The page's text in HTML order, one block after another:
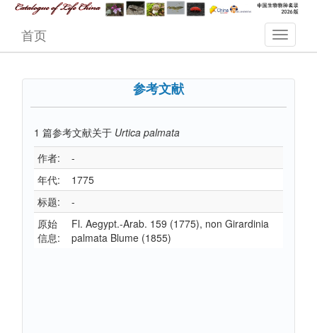
首页
参考文献
1 篇参考文献关于 Urtica palmata
作者:
-
年代:
1775
标题:
-
原始
信息:
Fl. Aegypt.-Arab. 159 (1775), non Girardinia
palmata Blume (1855)